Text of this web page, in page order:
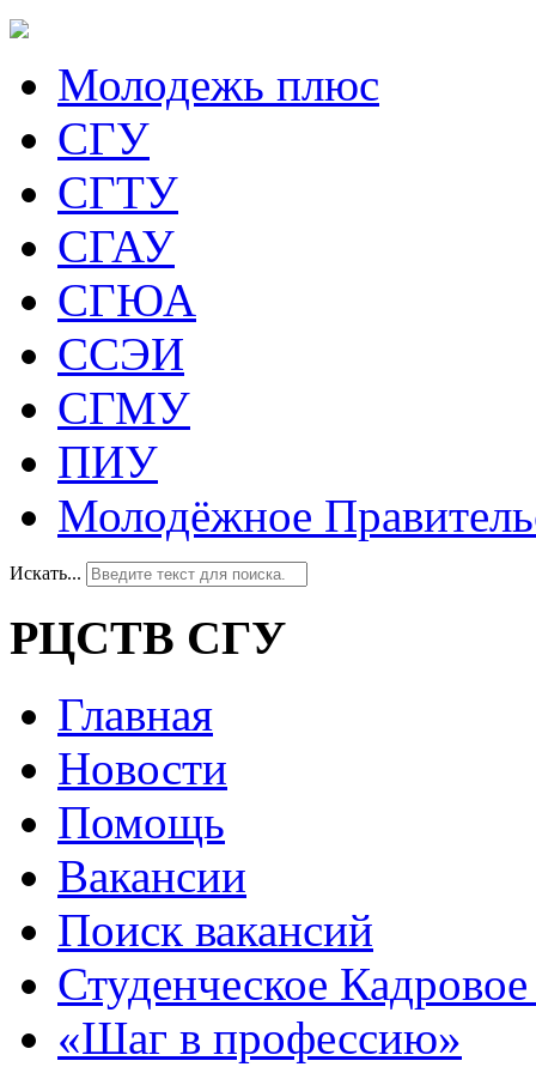
Молодежь плюс
СГУ
СГТУ
СГАУ
СГЮА
ССЭИ
СГМУ
ПИУ
Молодёжное
Искать...
РЦСТВ СГУ
Главная
Новости
Помощь
Вакансии
Поиск вакансий
Студенческое Кадровое
«Шаг в профессию»